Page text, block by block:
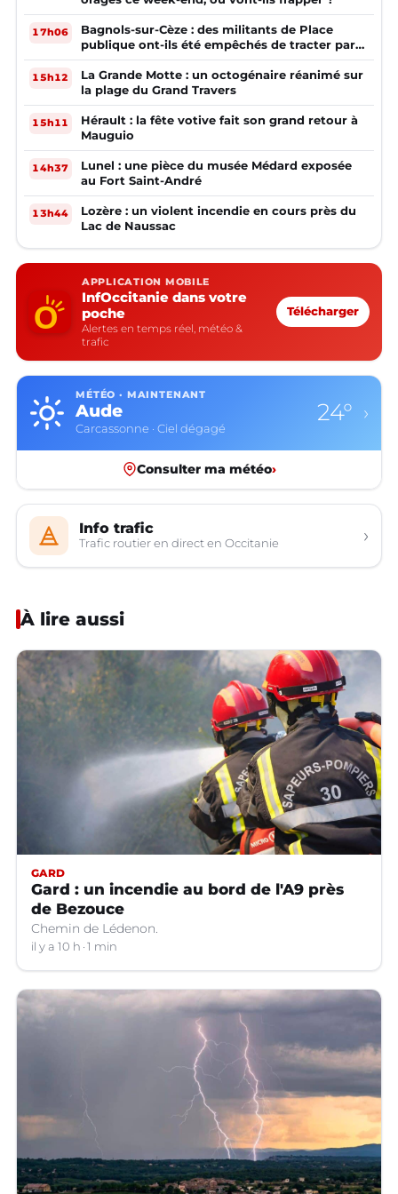
17h06
Bagnols-sur-Cèze : des militants de Place
publique ont-ils été empêchés de tracter par
la mairie ?
15h12
La Grande Motte : un octogénaire réanimé sur
la plage du Grand Travers
15h11
Hérault : la fête votive fait son grand retour à
Mauguio
14h37
Lunel : une pièce du musée Médard exposée
au Fort Saint-André
13h44
Lozère : un violent incendie en cours près du
Lac de Naussac
APPLICATION MOBILE
InfOccitanie dans votre
poche
Alertes en temps réel, météo &
trafic
Télécharger
MÉTÉO · MAINTENANT
Aude
Carcassonne · Ciel dégagé
24° ›
Consulter ma météo›
Info trafic
Trafic routier en direct en Occitanie ›
À lire aussi
GARD
Gard : un incendie au bord de l'A9 près
de Bezouce
Chemin de Lédenon.
il y a 10 h 1 min